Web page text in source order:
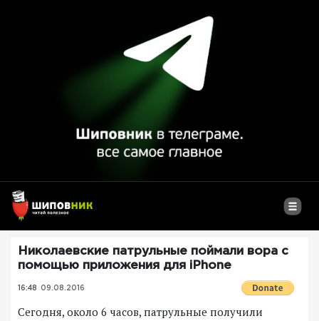
Николаевские патрульные поймали вора с
помощью приложения для iPhone
16:48 09.08.2016
Сегодня, около 6 часов, патрульные получили